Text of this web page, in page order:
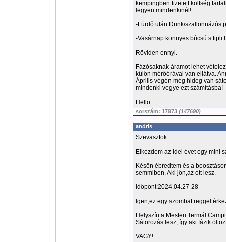
kempingben fizetett költség
legyen mindenkinél!
-Fürdő után Drink/szallonnázós
-Vasárnap könnyes búcsú s tipli
Röviden ennyi.
Fázósaknak áramot lehet
külön mérőórával van ellátva.
Április végén még hideg van
mindenki vegye ezt számításba!
Hello.
sorszám: 17973 (147690)
andris
Szevasztok.
Elkezdem az idei évet egy mini
Későn ébredtem és a
semmiben. Aki jön,az ott lesz.
Idöpont:2024.04.27-28
Igen,ez egy szombat reggel
Helyszín a Mesteri Termál
Sátorozás lesz, így aki fázik
VAGY!